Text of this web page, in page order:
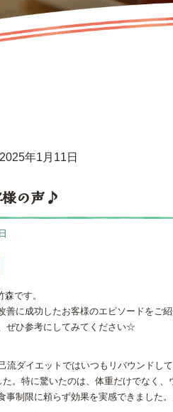
2025年1月11日
の声♪
です。
善に成功したお客様のエピソードをご紹
ぜひ参考にしてみてください☆
流ダイエットではいつもリバウンド
。特に驚いたのは、体重だけでなく
事制限に頼らず効果を実感できました。